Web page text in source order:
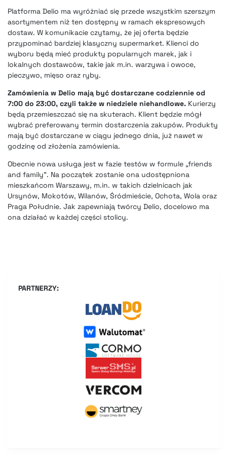
Platforma Delio ma wyróżniać się przede wszystkim szerszym
asortymentem niż ten dostępny w ramach ekspresowych
dostaw. W komunikacie czytamy, że jej oferta będzie
przypominać bardziej klasyczny supermarket. Klienci do
wyboru będą mieć produkty popularnych marek, jak i
lokalnych dostawców, takie jak m.in. warzywa i owoce,
pieczywo, mięso oraz ryby.
Zamówienia w Delio mają być dostarczane codziennie od
7:00 do 23:00, czyli także w niedziele niehandlowe. Kurierzy
będą przemieszczać się na skuterach. Klient będzie mógł
wybrać preferowany termin dostarczenia zakupów. Produkty
mają być dostarczane w ciągu jednego dnia, już nawet w
godzinę od złożenia zamówienia.
Obecnie nowa usługa jest w fazie testów w formule „friends
and family”. Na początek zostanie ona udostępniona
mieszkańcom Warszawy, m.in. w takich dzielnicach jak
Ursynów, Mokotów, Wilanów, Śródmieście, Ochota, Wola oraz
Praga Południe. Jak zapewniają twórcy Delio, docelowo ma
ona działać w każdej części stolicy.
PARTNERZY: